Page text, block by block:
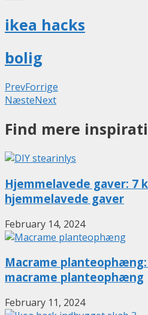
ikea hacks
bolig
PrevForrige
NæsteNext
Find mere
Hjemmelavede gaver: 7
hjemmelavede gaver
February 14, 2024
Macrame
macrame planteophæng
February 11, 2024